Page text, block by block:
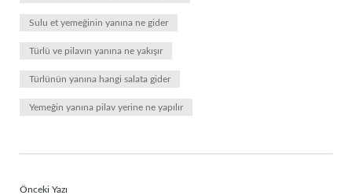
Sulu et yemeğinin yanına ne gider
Türlü ve pilavın yanına ne yakışır
Türlünün yanına hangi salata gider
Yemeğin yanına pilav yerine ne yapılır
Önceki Yazı